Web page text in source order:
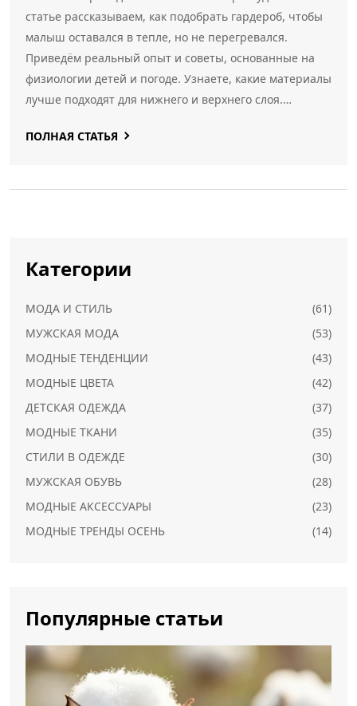
статье рассказываем, как подобрать гардероб, чтобы
малыш оставался в тепле, но не перегревался.
Приведём реальный опыт и советы, основанные на
физиологии детей и погоде. Узнаете, какие материалы
лучше подходят для нижнего и верхнего слоя.
допускают родители чаще всего.
ПОЛНАЯ СТАТЬЯ
Категории
МОДА И СТИЛЬ
(61)
МУЖСКАЯ МОДА
(53)
МОДНЫЕ ТЕНДЕНЦИИ
(43)
МОДНЫЕ ЦВЕТА
(42)
ДЕТСКАЯ ОДЕЖДА
(37)
МОДНЫЕ ТКАНИ
(35)
СТИЛИ В ОДЕЖДЕ
(30)
МУЖСКАЯ ОБУВЬ
(28)
МОДНЫЕ АКСЕССУАРЫ
(23)
МОДНЫЕ ТРЕНДЫ ОСЕНЬ
(14)
Популярные статьи